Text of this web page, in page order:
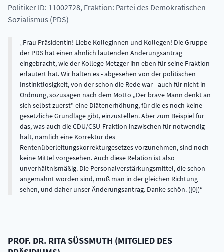
Politiker ID: 11002728, Fraktion: Partei des Demokratischen
Sozialismus (PDS)
Frau Präsidentin! Liebe Kolleginnen und Kollegen! Die Gruppe
der PDS hat einen ähnlich lautenden Änderungsantrag
eingebracht, wie der Kollege Metzger ihn eben für seine Fraktion
erläutert hat. Wir halten es - abgesehen von der politischen
Instinktlosigkeit, von der schon die Rede war - auch für nicht in
Ordnung, sozusagen nach dem Motto „Der brave Mann denkt an
sich selbst zuerst" eine Diätenerhöhung, für die es noch keine
gesetzliche Grundlage gibt, einzustellen. Aber zum Beispiel für
das, was auch die CDU/CSU-Fraktion inzwischen für notwendig
hält, nämlich eine Korrektur des
Rentenüberleitungskorrekturgesetzes vorzunehmen, sind noch
keine Mittel vorgesehen. Auch diese Relation ist also
unverhältnismäßig. Die Personalverstärkungsmittel, die schon
angemahnt worden sind, muß man in der gleichen Richtung
sehen, und daher unser Änderungsantrag. Danke schön. ({0})
PROF. DR. RITASÜSSMUTH (MITGLIED DES